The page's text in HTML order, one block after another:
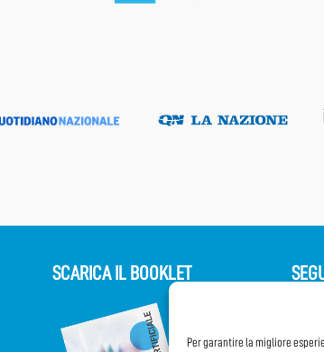
Per garantire la migliore
SCARICA IL BOOKLET